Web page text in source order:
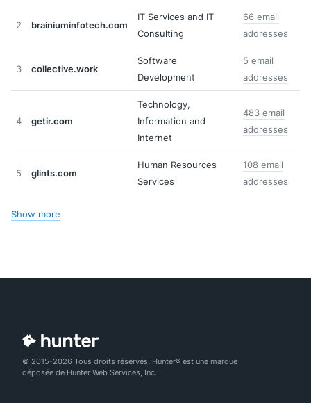
2 brainiuminfotech.com
IT Services and IT
Consulting
66 email
addresses
3 collective.work
Software
Development
5 email
addresses
4 getir.com
Technology,
Information and
Internet
483 email
addresses
5 glints.com
Human Resources
Services
108 email
addresses
Show more
© 2015-2026 Tous droits réservés. Hunter® est une marque
déposée de Hunter Web Services, Inc.